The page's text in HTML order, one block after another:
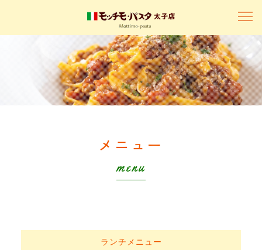
メニュー
menu
ランチメニュー